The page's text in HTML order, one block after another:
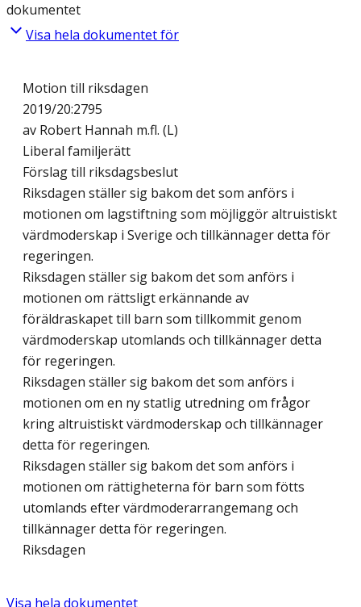
dokumentet
Visa hela dokumentet för
Motion till riksdagen
2019/20:2795
av Robert Hannah m.fl. (L)
Liberal familjerätt
Förslag till riksdagsbeslut
Riksdagen ställer sig bakom det som anförs i
motionen om lagstiftning som möjliggör altruistiskt
värdmoderskap i Sverige och tillkännager detta för
regeringen.
Riksdagen ställer sig bakom det som anförs i
motionen om rättsligt erkännande av
föräldraskapet till barn som tillkommit genom
värdmoderskap utomlands och tillkännager detta
för regeringen.
Riksdagen ställer sig bakom det som anförs i
motionen om en ny statlig utredning om frågor
kring altruistiskt värdmoderskap och tillkännager
detta för regeringen.
Riksdagen ställer sig bakom det som anförs i
motionen om rättigheterna för barn som fötts
utomlands efter värdmoderarrangemang och
tillkännager detta för regeringen.
Riksdagen
Visa hela dokumentet